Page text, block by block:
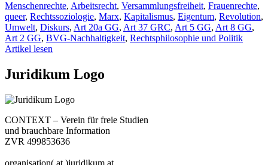
Menschenrechte, Arbeitsrecht, Versammlungsfreiheit, Frauenrechte,
queer, Rechtssoziologie, Marx, Kapitalismus, Eigentum, Revolution,
Umwelt, Diskurs, Art 20a GG, Art 37 GRC, Art 5 GG, Art 8 GG,
Art 2 GG, BVG-Nachhaltigkeit, Rechtsphilosophie und Politik
Artikel lesen
Juridikum Logo
CONTEXT – Verein für freie Studien
und brauchbare Information
ZVR 499853636
organisation( at )juridikum.at